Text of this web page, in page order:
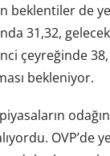
beklentiler de
31,32, gelecek
çeyreğinde
bekleniyor.
OVP’de